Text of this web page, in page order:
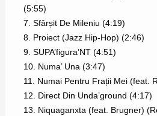
(5:55)
7. Sfârșit De Mileniu (4:19)
8. Proiect (Jazz Hip-Hop) (2:46)
9. SUPA’figura’NT (4:51)
10. Numa’ Una (3:47)
11. Numai Pentru Frații Mei (feat.
12. Direct Din Unda’ground (4:17)
13. Niquaganxta (feat. Brugner)